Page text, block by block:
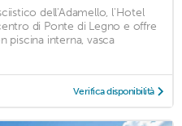
dell'Adamello, l'Hotel
di Ponte di Legno e offre
piscina interna, vasca
Verifica disponibilità